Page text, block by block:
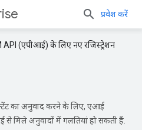
प्रवेश करें
(एपीआई) के लिए नए रजिस्ट्रेशन
का अनुवाद करने के लिए, एआई
से मिले अनुवादों में गलतियां हो सकती हैं.